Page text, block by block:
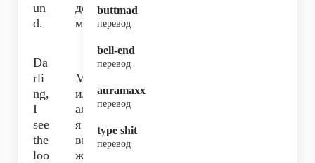
un
d.
до
м.
Da
rli
ng,
I
see
the
loo
М
ил
ая,
я
ви
жу
buttmad
перевод
bell-end
перевод
auramaxx
перевод
type shit
перевод